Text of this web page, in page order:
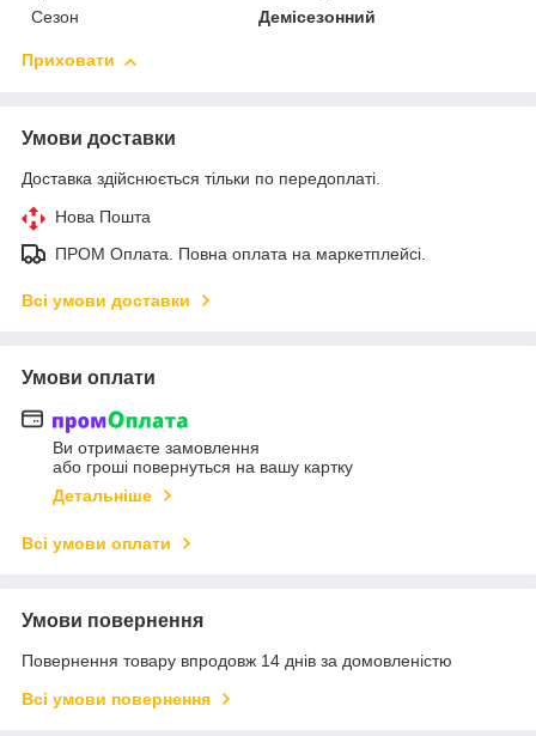
Сезон
Демісезонний
Приховати
Умови доставки
Доставка здійснюється тільки по передоплаті.
Нова Пошта
ПРОМ Оплата. Повна оплата на маркетплейсі.
Всі умови доставки
Умови оплати
Ви отримаєте замовлення
або гроші повернуться на вашу картку
Детальніше
Всі умови оплати
Умови повернення
Повернення товару впродовж 14 днів за домовленістю
Всі умови повернення